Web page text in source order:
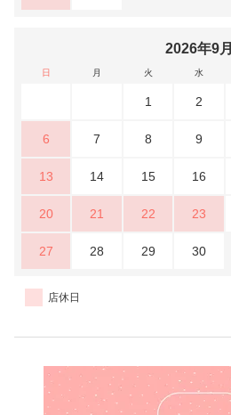
2026年9月
日 月 火 水
1 2
6 7 8 9
13 14 15 16
20 21 22 23
27 28 29 30
店休日